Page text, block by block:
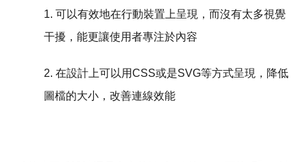
1. 可以有效地在行動裝置上呈現，而沒有太多視覺
干擾，能更讓使用者專注於內容
2. 在設計上可以用CSS或是SVG等方式呈現，降低
圖檔的大小，改善連線效能